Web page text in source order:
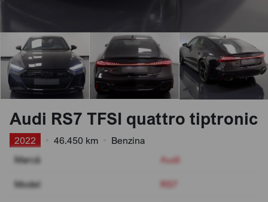
Audi RS7 TFSI quattro tiptronic
2022 46.450 km
Benzina
Marcă
Audi
Model RS7